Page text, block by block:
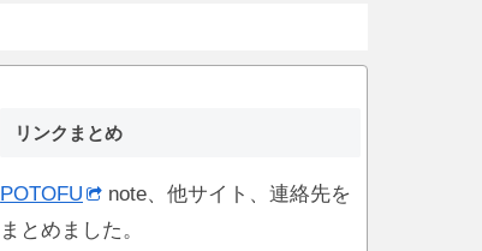
リンクまとめ
POTOFU
note、他サイト、連絡先を
まとめました。